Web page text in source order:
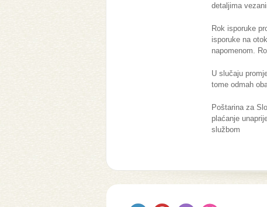
detaljima
Rok isporuke
isporuke na
napomenom.
U slučaju
tome odmah
Poštarina za
plaćanje
službom